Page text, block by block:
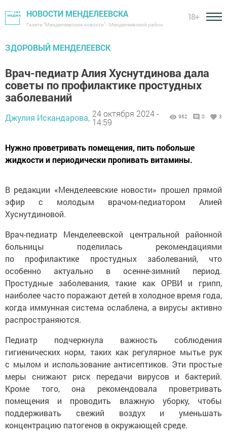
НОВОСТИ МЕНДЕЛЕЕВСКА
Газета "Менделеевские новости" - Менделеевский район
18+
ЗДОРОВЫЙ МЕНДЕЛЕЕВСК
Врач-педиатр Алия Хуснутдинова дала
советы по профилактике простудных
заболеваний
Джулия Искандарова, 24 октября 2024 -
14:59
962 0 3
Нужно проветривать помещения, пить побольше
жидкости и периодически пропивать витамины.
В редакции «Менделеевские новости» прошел прямой
эфир с молодым врачом-педиатором Алией
Хуснутдиновой.
Врач-педиатр Менделеевской центральной районной
больницы поделилась рекомендациями
по профилактике простудных заболеваний, что
особенно актуально в осенне-зимний период.
Простудные заболевания, такие как ОРВИ и грипп,
наиболее часто поражают детей в холодное время года,
когда иммунная система ослаблена, а вирусы активно
распространяются.
Педиатр подчеркнула важность соблюдения
гигиенических норм, таких как регулярное мытье рук
с мылом и использование антисептиков. Эти простые
меры снижают риск передачи вирусов и бактерий.
Кроме того, она рекомендовала проветривать
помещения и проводить влажную уборку, чтобы
поддерживать свежий воздух и уменьшать
концентрацию патогенов в окружающей среде.